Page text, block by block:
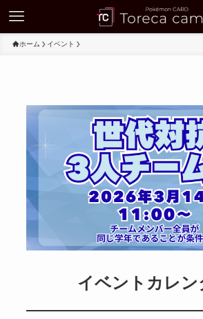
ホーム イベント
イベントカレン